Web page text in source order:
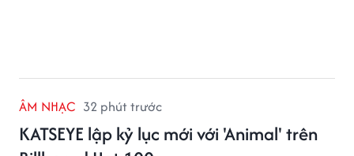
ÂM NHẠC 32 phút trước
KATSEYE lập kỷ lục mới với 'Animal' trên